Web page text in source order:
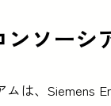
ンソーシ
は、Siemens